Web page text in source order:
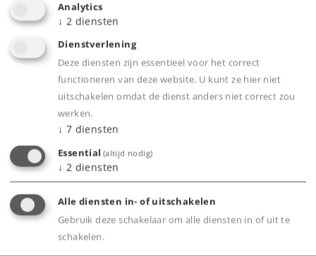
halen door de stabiele Klik-verbinding, ook op
de grond.
Alle Märklin H0 modellen functioneren op C-
Voor de overgang van Märklin M-rails naar C-
rails gebruikt u artikelnummer 24951
Voor de overgang van Märklin K-rails naar C-
rails gebruikt u artikelnummer 24922
Product
Analytics
↓ 2 diensten
Dienstverlening
Deze diensten zijn essentieel voor het correct
functioneren van deze website. U kunt ze hier niet
uitschakelen omdat de dienst anders niet correct zou
werken.
↓ 7 diensten
Essential (altijd nodig)
↓ 2 diensten
Alle diensten in- of uitschakelen
Gebruik deze schakelaar om alle diensten in of uit te
schakelen.